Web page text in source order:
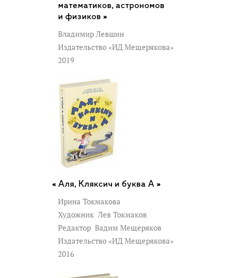
математиков, астрономов
и физиков »
Владимир Левшин
Издательство «ИД Мещерякова»
2019
Аля, Кляксич и буква А »
Ирина Токмакова
Художник Лев Токмаков
Редактор Вадим Мещеряков
Издательство «ИД Мещерякова»
2016